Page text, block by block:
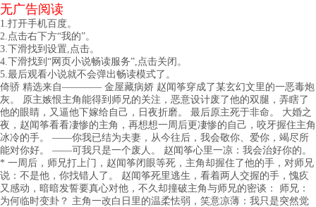
无广告阅读
1.打开手机百度。
2.点击右下方“我的”。
3.下滑找到设置,点击。
4.下滑找到“网页小说畅读服务”,点击关闭。
5.最后观看小说就不会弹出畅读模式了。
倚骄 精选来自———— 金屋藏病娇 赵闻筝穿成了某玄幻文里的一恶毒炮
灰。 原主嫉恨主角能得到师兄的关注，恶意设计废了他的双腿，弄瞎了
他的眼睛，又逼他下嫁给自己，日夜折磨。 最后原主死于非命。 大婚之
夜，赵闻筝看看凄惨的主角，再想想一周后更凄惨的自己，咬牙握住主角
冰冷的手。 ——你我已结为夫妻，从今往后，我会敬你、爱你，竭尽所
能对你好。 ——可我只是一个废人。 赵闻筝心里一凉：我会治好你的。
* 一周后，师兄打上门，赵闻筝闭眼等死，主角却握住了他的手，对师兄
说：不是他，你找错人了。 赵闻筝死里逃生，看着两人交握的手，愧疚
又感动，暗暗发誓要真心对他，不久却撞破主角与师兄的密谈： 师兄：
为何临时变卦？ 主角一改白日里的温柔怯弱，笑意凉薄：我只是突然觉